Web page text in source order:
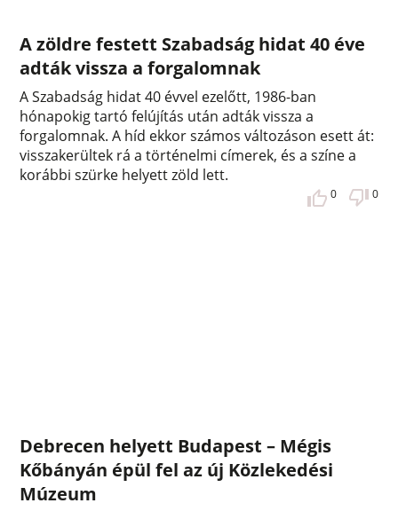
A zöldre festett Szabadság hidat 40 éve
adták vissza a forgalomnak
A Szabadság hidat 40 évvel ezelőtt, 1986-ban
hónapokig tartó felújítás után adták vissza a
forgalomnak. A híd ekkor számos változáson esett át:
visszakerültek rá a történelmi címerek, és a színe a
korábbi szürke helyett zöld lett.
0 0
Debrecen helyett Budapest – Mégis
Kőbányán épül fel az új Közlekedési
Múzeum